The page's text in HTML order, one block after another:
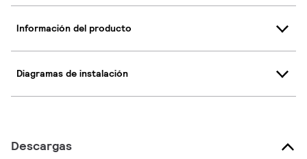
Información del producto
Diagramas de instalación
Descargas